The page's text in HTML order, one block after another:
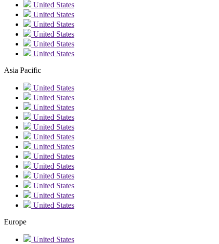
United States
United States
United States
United States
United States
United States
Asia Pacific
United States
United States
United States
United States
United States
United States
United States
United States
United States
United States
United States
United States
United States
Europe
United States